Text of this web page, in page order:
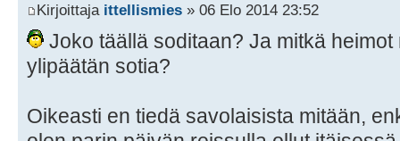
Kirjoittaja ittellismies » 06 Elo 2014 23:52
Joko täällä soditaan? Ja mitkä
ylipäätän sotia?
Oikeasti en tiedä savolaisista mitään,